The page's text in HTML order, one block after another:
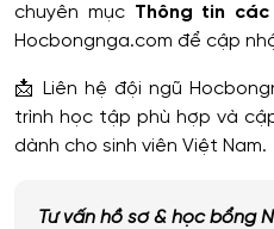
chuyên mục Thông tin
Hocbongnga.com để cập
📩 Liên hệ đội ngũ
trình học tập phù hợp và
dành cho sinh viên Việt Nam.
Tư vấn hồ sơ & học bổng